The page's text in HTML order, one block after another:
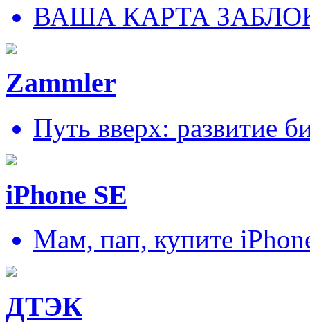
ВАША КАРТА
Zammler
Путь вверх: развитие
iPhone SE
Мам, пап, купите
ДТЭК